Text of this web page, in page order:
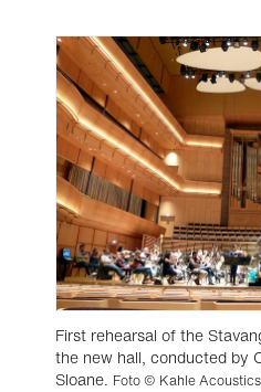
First rehearsal of the
the new hall, conducted by
Sloane. Foto © Kahle Acoustics